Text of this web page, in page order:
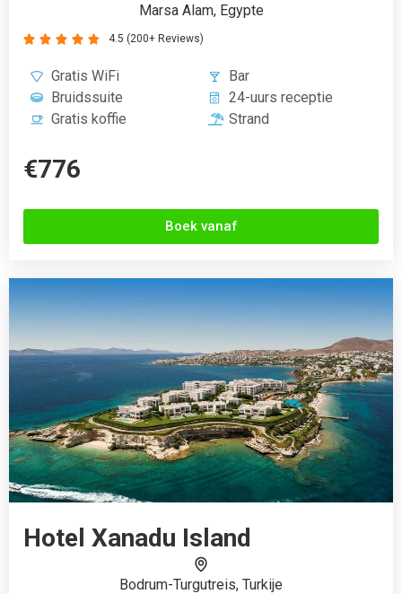
Marsa Alam, Egypte
4.5 (200+ Reviews)
    
Gratis WiFi
Bar
Bruidssuite
24-uurs receptie
Gratis koffie
Strand
€776
Boek vanaf
Hotel Xanadu Island
Bodrum-Turgutreis, Turkije